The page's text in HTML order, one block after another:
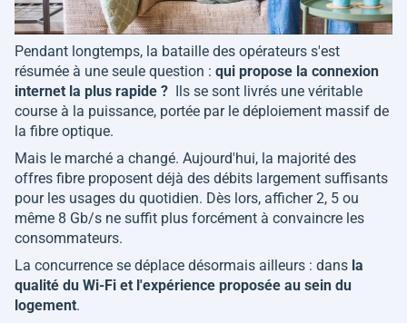
Pendant longtemps, la bataille des opérateurs s'est
résumée à une seule question : qui propose la connexion
internet la plus rapide ? Ils se sont livrés une véritable
course à la puissance, portée par le déploiement massif de
la fibre optique.
Mais le marché a changé. Aujourd'hui, la majorité des
offres fibre proposent déjà des débits largement suffisants
pour les usages du quotidien. Dès lors, afficher 2, 5 ou
même 8 Gb/s ne suffit plus forcément à convaincre les
consommateurs.
La concurrence se déplace désormais ailleurs : dans la
qualité du Wi-Fi et l'expérience proposée au sein du
logement.